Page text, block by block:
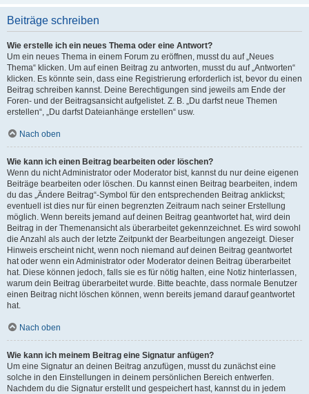
Beiträge schreiben
Wie erstelle ich ein neues Thema oder eine Antwort?
Um ein neues Thema in einem Forum zu eröffnen, musst du auf „Neues
Thema“ klicken. Um auf einen Beitrag zu antworten, musst du auf „Antworten“
klicken. Es könnte sein, dass eine Registrierung erforderlich ist, bevor du einen
Beitrag schreiben kannst. Deine Berechtigungen sind jeweils am Ende der
Foren- und der Beitragsansicht aufgelistet. Z. B. „Du darfst neue Themen
erstellen“, „Du darfst Dateianhänge erstellen“ usw.
Nach oben
Wie kann ich einen Beitrag bearbeiten oder löschen?
Wenn du nicht Administrator oder Moderator bist, kannst du nur deine eigenen
Beiträge bearbeiten oder löschen. Du kannst einen Beitrag bearbeiten, indem
du das „Ändere Beitrag“-Symbol für den entsprechenden Beitrag anklickst;
eventuell ist dies nur für einen begrenzten Zeitraum nach seiner Erstellung
möglich. Wenn bereits jemand auf deinen Beitrag geantwortet hat, wird dein
Beitrag in der Themenansicht als überarbeitet gekennzeichnet. Es wird sowohl
die Anzahl als auch der letzte Zeitpunkt der Bearbeitungen angezeigt. Dieser
Hinweis erscheint nicht, wenn noch niemand auf deinen Beitrag geantwortet
hat oder wenn ein Administrator oder Moderator deinen Beitrag überarbeitet
hat. Diese können jedoch, falls sie es für nötig halten, eine Notiz hinterlassen,
warum dein Beitrag überarbeitet wurde. Bitte beachte, dass normale Benutzer
einen Beitrag nicht löschen können, wenn bereits jemand darauf geantwortet
hat.
Nach oben
Wie kann ich meinem Beitrag eine Signatur anfügen?
Um eine Signatur an deinen Beitrag anzufügen, musst du zunächst eine
solche in den Einstellungen in deinem persönlichen Bereich entwerfen.
Nachdem du die Signatur erstellt und gespeichert hast, kannst du in jedem